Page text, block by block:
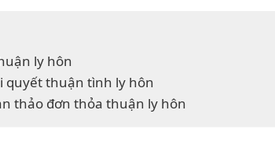
ly hôn
quyết thuận tình ly hôn
thảo đơn thỏa thuận ly hôn